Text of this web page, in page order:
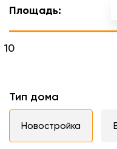
Площадь:
10
Тип дома
Новостройка